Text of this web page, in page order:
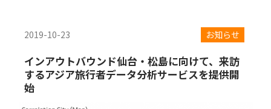
2019-10-23 お知らせ
インアウトバウンド仙台・松島に向けて、来訪
するアジア旅行者データ分析サービスを提供開
始